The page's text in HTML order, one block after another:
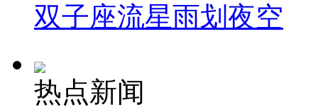
双子座流星雨划夜空
热点新闻